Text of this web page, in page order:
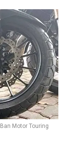
Ban Motor Touring